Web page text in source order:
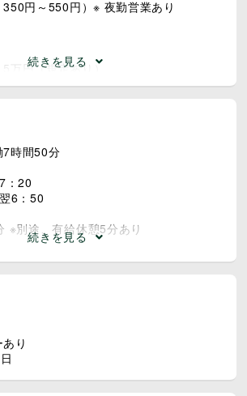
続きを見る
円～550円）※ 夜勤営業あり
万円（規定あり）
万円（規定あり）
備（間取り1R/家具家電付き）
ロ（100％補助します）
のライフラインは個人契約、個人負担
OK
地内全て禁煙）
続きを見る
時間50分
：20
6：50
※別途、有給休憩5分あり
り